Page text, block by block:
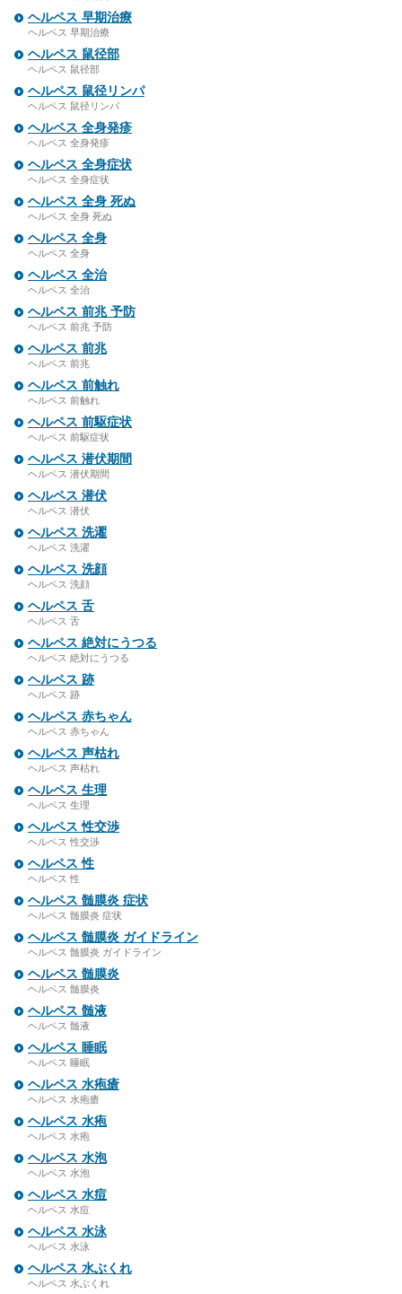
ヘルペス 早期治療
ヘルペス 早期治療
ヘルペス 鼠径部
ヘルペス 鼠径部
ヘルペス 鼠径リンパ
ヘルペス 鼠径リンパ
ヘルペス 全身発疹
ヘルペス 全身発疹
ヘルペス 全身症状
ヘルペス 全身症状
ヘルペス 全身 死ぬ
ヘルペス 全身 死ぬ
ヘルペス 全身
ヘルペス 全身
ヘルペス 全治
ヘルペス 全治
ヘルペス 前兆 予防
ヘルペス 前兆 予防
ヘルペス 前兆
ヘルペス 前兆
ヘルペス 前触れ
ヘルペス 前触れ
ヘルペス 前駆症状
ヘルペス 前駆症状
ヘルペス 潜伏期間
ヘルペス 潜伏期間
ヘルペス 潜伏
ヘルペス 潜伏
ヘルペス 洗濯
ヘルペス 洗濯
ヘルペス 洗顔
ヘルペス 洗顔
ヘルペス 舌
ヘルペス 舌
ヘルペス 絶対にうつる
ヘルペス 絶対にうつる
ヘルペス 跡
ヘルペス 跡
ヘルペス 赤ちゃん
ヘルペス 赤ちゃん
ヘルペス 声枯れ
ヘルペス 声枯れ
ヘルペス 生理
ヘルペス 生理
ヘルペス 性交渉
ヘルペス 性交渉
ヘルペス 性
ヘルペス 性
ヘルペス 髄膜炎 症状
ヘルペス 髄膜炎 症状
ヘルペス 髄膜炎 ガイドライン
ヘルペス 髄膜炎 ガイドライン
ヘルペス 髄膜炎
ヘルペス 髄膜炎
ヘルペス 髄液
ヘルペス 髄液
ヘルペス 睡眠
ヘルペス 睡眠
ヘルペス 水疱瘡
ヘルペス 水疱瘡
ヘルペス 水疱
ヘルペス 水疱
ヘルペス 水泡
ヘルペス 水泡
ヘルペス 水痘
ヘルペス 水痘
ヘルペス 水泳
ヘルペス 水泳
ヘルペス 水ぶくれ
ヘルペス 水ぶくれ